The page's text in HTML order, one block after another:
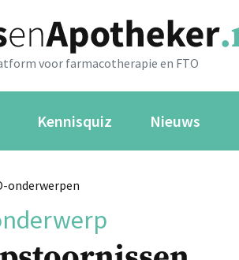
voor farmacotherapie en FTO
Kennisquiz Nieuws
onderwerpen